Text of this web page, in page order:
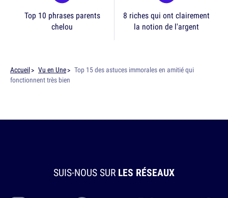
Top 10 phrases parents
chelou
8 riches qui ont clairement
la notion de l'argent
Accueil Vu en Une
Top 15 des astuces immorales en amitié qui
fonctionnent très bien
SUIS-NOUS SUR LES RÉSEAUX